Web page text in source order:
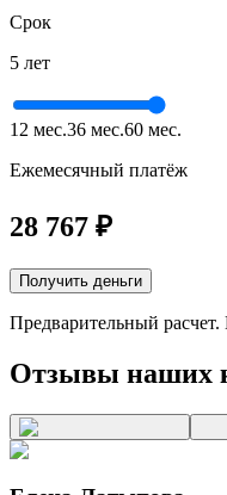
Срок
5 лет
12 мес.36 мес.60 мес.
Ежемесячный платёж
28 767 ₽
Получить деньги
Предварительный
Отзывы наших